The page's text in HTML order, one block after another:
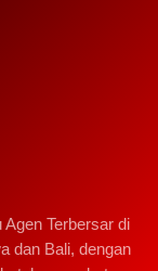
Terbersar di
dan Bali, dengan